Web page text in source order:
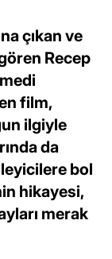
çıkan ve
Recep
film,
ilgiyle
da
bol
hikayesi,
merak